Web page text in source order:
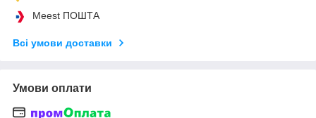
Meest ПОШТА
Всі умови доставки
Умови оплати